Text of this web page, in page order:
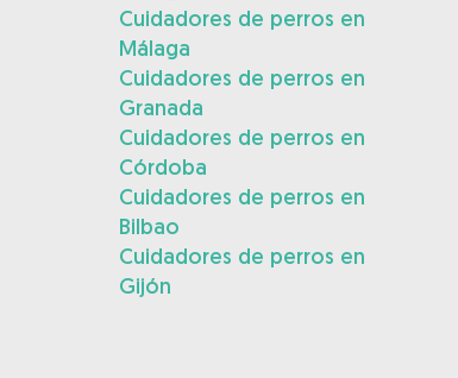
Cuidadores de perros en
Málaga
Cuidadores de perros en
Granada
Cuidadores de perros en
Córdoba
Cuidadores de perros en
Bilbao
Cuidadores de perros en
Gijón